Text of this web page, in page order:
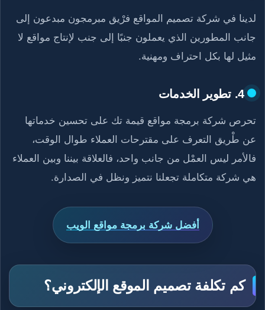
لدينا في شركة تصميم المواقع فرْيق مبرمجون مبدعون إلى
جانب المطورين الذي يعملون جنبًا إلى جنب لإنتاج مواقع لا
مثيل لها بكل احتراف ومهنية.
4. تطوير الخدمات
تحرص شركة برمجة مواقع قيمة تك على تحسين خدماتها
عن طْريق التعرف على مقترحات العملاء طوال الوقت،
فالأمر ليس العمْل من جانب واحد، فالعلاقة بيننا وبين العملاء
هي شركة متكاملة تجعلنا نتميز ونظل في الصدارة.
أفضل شركة برمجة مواقع الويب
كم تكلفة تصميم الموقع الإلكتروني؟